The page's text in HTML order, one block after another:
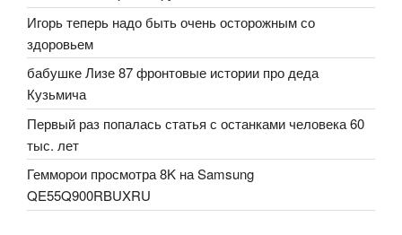
Игорь теперь надо быть очень осторожным со
здоровьем
бабушке Лизе 87 фронтовые истории про деда
Кузьмича
Первый раз попалась статья с останками человека 60
тыс. лет
Гемморои просмотра 8K на Samsung
QE55Q900RBUXRU